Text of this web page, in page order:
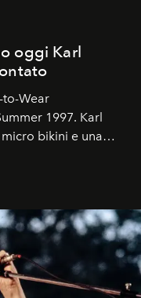
oggi Karl
to-Wear
1997. Karl
bikini e una
Trent'anni dopo,
che abbiamo.